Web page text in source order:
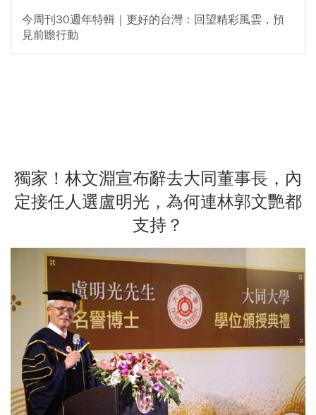
今周刊30週年特輯｜更好的台灣：回望精彩風雲，預
見前瞻行動
獨家！林文淵宣布辭去大同董事長，內
定接任人選盧明光，為何連林郭文艷都
支持？